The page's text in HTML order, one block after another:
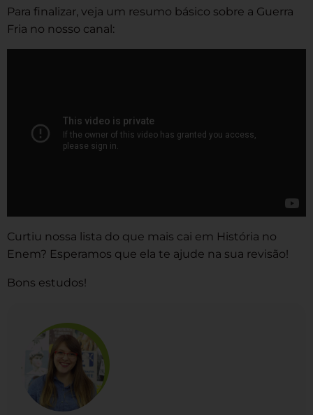
Para finalizar, veja um resumo básico sobre a Guerra
Fria no nosso canal:
Curtiu nossa lista do que mais cai em História no
Enem? Esperamos que ela te ajude na sua revisão!
Bons estudos!